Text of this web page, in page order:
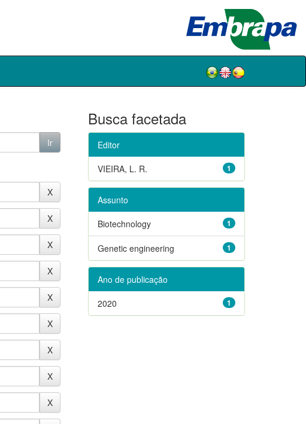
Busca facetada
Editor
1
VIEIRA, L. R.
Assunto
1
Biotechnology
1
Genetic engineering
Ano de publicação
1
2020